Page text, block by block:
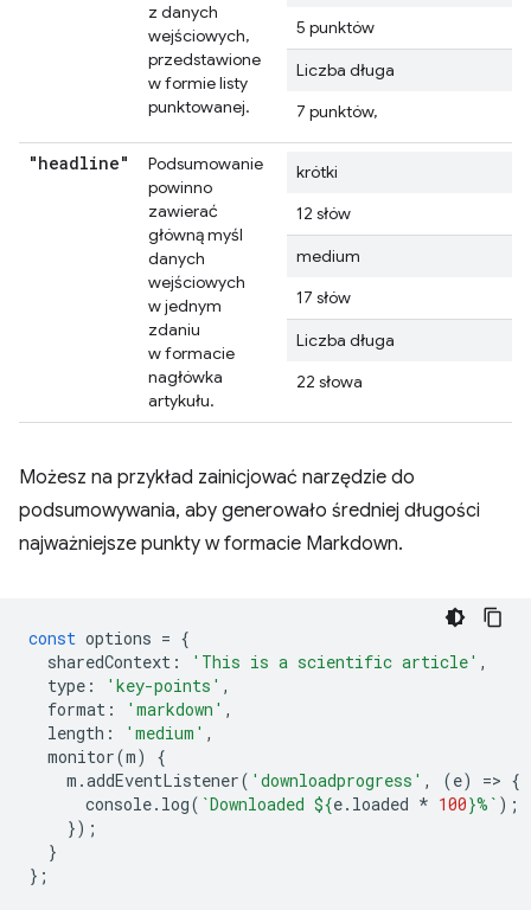
z danych
wejściowych,
przedstawione
w formie listy
punktowanej.
5 punktów
Liczba długa
7 punktów,
"headline"
Podsumowanie
powinno
zawierać
główną myśl
danych
wejściowych
w jednym
zdaniu
w formacie
nagłówka
artykułu.
krótki
12 słów
medium
17 słów
Liczba długa
22 słowa
Możesz na przykład zainicjować narzędzie do
podsumowywania, aby generowało średniej długości
najważniejsze punkty w formacie Markdown.
const options = {
sharedContext : 'This is a scientific article' ,
type : 'key-points' ,
format : 'markdown' ,
length : 'medium' ,
monitor(m)
{
m .addEventListener( 'downloadprogress' , (e) => {
console. log( `Downloaded ${e. loaded * 100}%` );
});
}
};